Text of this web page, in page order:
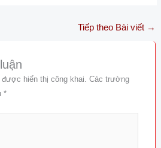
Tiếp theo Bài viết →
hiển thị công khai. Các trường
*